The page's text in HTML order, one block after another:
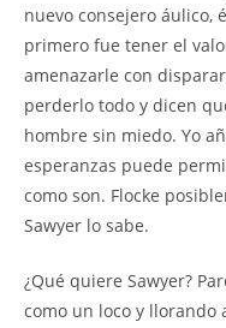
nuevo consejero áulico,
primero fue tener el
amenazarle con
perderlo todo y dicen
hombre sin miedo. Yo
esperanzas puede
como son. Flocke
Sawyer lo sabe.
¿Qué quiere Sawyer?
como un loco y llorando